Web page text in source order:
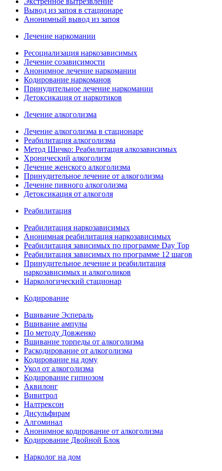
Вывод из запоя в стационаре
Анонимный вывод из запоя
Лечение наркомании
Ресоциализация наркозависимых
Лечение созависимости
Анонимное лечение наркомании
Кодирование наркоманов
Принудительное лечение наркомании
Детоксикация от наркотиков
Лечение алкоголизма
Лечение алкоголизма в стационаре
Реабилитация алкоголизма
Метод Шичко: Реабилитация алкозависимых
Хронический алкоголизм
Лечение женского алкоголизма
Принудительное лечение от алкоголизма
Лечение пивного алкоголизма
Детоксикация от алкоголя
Реабилитация
Реабилитация наркозависимых
Анонимная реабилитация наркозависимых
Реабилитация зависимых по программе Day Top
Реабилитация зависимых по программе 12 шагов
Принудительное лечение и реабилитация
наркозависимых и алкоголиков
Наркологический стационар
Кодирование
Вшивание Эспераль
Вшивание ампулы
По методу Довженко
Вшивание торпеды от алкоголизма
Раскодирование от алкоголизма
Кодирование на дому
Укол от алкоголизма
Кодирование гипнозом
Аквилонг
Вивитрол
Налтрексон
Дисульфирам
Алгоминал
Анонимное кодирование от алкоголизма
Кодирование Двойной Блок
Нарколог на дом